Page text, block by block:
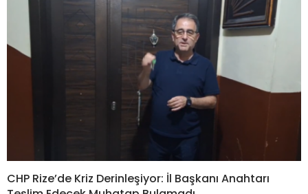
CHP Rize’de Kriz Derinleşiyor: İl Başkanı Anahtarı